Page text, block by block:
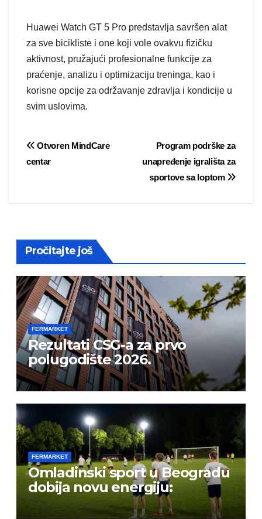
Huawei Watch GT 5 Pro predstavlja savršen alat
za sve bicikliste i one koji vole ovakvu fizičku
aktivnost, pružajući profesionalne funkcije za
praćenje, analizu i optimizaciju treninga, kao i
korisne opcije za održavanje zdravlja i kondicije u
svim uslovima.
Post
Program podrške za
unapređenje igrališta za
sportove sa loptom
Otvoren MindCare
centar
Pročitajte još
FERMARKET
Rezultati CSG-a za prvo
polugodište 2026.
FERMARKET
Omladinski sport u Beogradu
dobija novu energiju: